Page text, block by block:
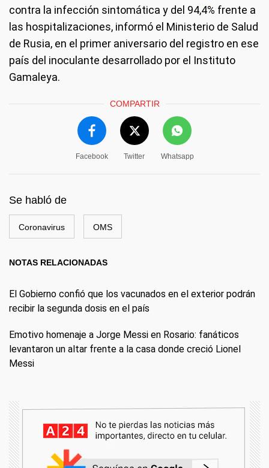
contra la infección sintomática y del 94,4% frente a
las hospitalizaciones, informó el Ministerio de Salud
de Rusia, en el primer aniversario del registro en ese
país del inoculante desarrollado por el Instituto
Gamaleya.
COMPARTIR
Facebook Twitter Whatsapp
Se habló de
Coronavirus OMS
NOTAS RELACIONADAS
El Gobierno confió que los vacunados en el exterior podrán
recibir la segunda dosis en el país
Emotivo homenaje a Jorge Messi en Rosario: fanáticos
levantaron un altar frente a la casa donde creció Lionel
Messi